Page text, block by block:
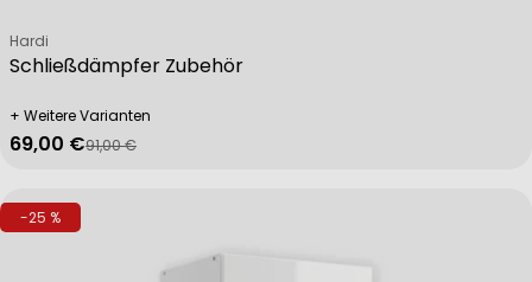
Schließdämpfer Zubehör
Verkäufer:
Hardi
+ Weitere Varianten
Verkaufspreis
69,00 €
Regulärer Preis
91,00 €
-25 %